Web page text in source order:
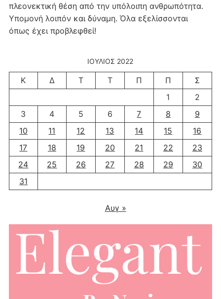
πλεονεκτική θέση από την υπόλοιπη ανθρωπότητα.
Υπομονή λοιπόν και δύναμη. Όλα εξελίσσονται
όπως έχει προβλεφθεί!
ΙΟΎΛΙΟΣ 2022
Κ Δ Τ Τ Π Π
Σ
1
2
3
4 5 6 7 8
9
10
11 12 13 14 15
16
17
18 19 20 21 22
23
24
25 26 27 28 29
30
31
Αυγ »